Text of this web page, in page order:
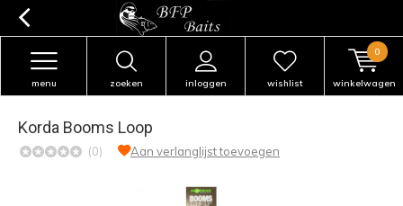
zoeken inloggen
menu wishlist winkelwagen
0
Korda Booms Loop
(0) Aan verlanglijst toevoegen